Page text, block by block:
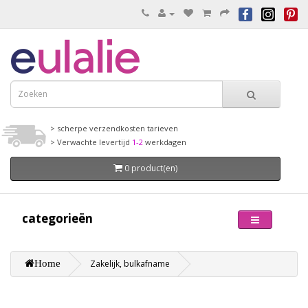
> scherpe verzendkosten tarieven
> Verwachte levertijd 1-2 werkdagen
0 product(en)
categorieën
Home Zakelijk, bulkafname